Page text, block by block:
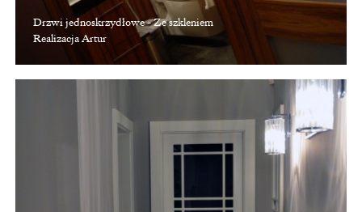
Drzwi jednoskrzydłowe - Ze szkleniem
Realizacja Artur